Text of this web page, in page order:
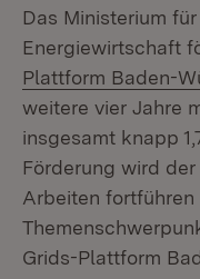
Das Ministerium
Energiewirtschaft
Plattform Baden-
weitere vier Jahre
insgesamt knapp
Förderung wird
Arbeiten fortführen
Grids-Plattform